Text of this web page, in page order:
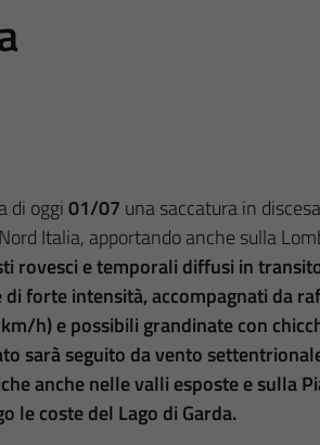
di oggi01/07 una saccatura in
Italia, apportando anche sulla
rovesci e temporali diffusi in
forte intensità, accompagnati da
h) e possibili grandinate con
sarà seguito da vento
anche nelle valli esposte e sulla
le coste del Lago di Garda.